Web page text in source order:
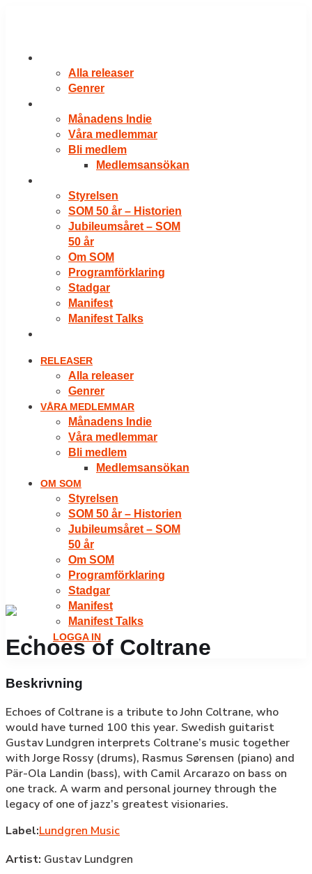
Alla releaser
Genrer
Månadens Indie
Våra medlemmar
Bli medlem
Medlemsansökan
Styrelsen
SOM 50 år – Historien
Jubileumsåret – SOM
50 år
Om SOM
Programförklaring
Stadgar
Manifest
Manifest Talks
RELEASER
Alla releaser
Genrer
VÅRA MEDLEMMAR
Månadens Indie
Våra medlemmar
Bli medlem
Medlemsansökan
OM SOM
Styrelsen
SOM 50 år – Historien
Jubileumsåret – SOM
50 år
Om SOM
Programförklaring
Stadgar
Manifest
Manifest Talks
LOGGA IN
Echoes of Coltrane
Beskrivning
Echoes of Coltrane is a tribute to John Coltrane, who
would have turned 100 this year. Swedish guitarist
Gustav Lundgren interprets Coltrane’s music together
with Jorge Rossy (drums), Rasmus Sørensen (piano) and
Pär-Ola Landin (bass), with Camil Arcarazo on bass on
one track. A warm and personal journey through the
legacy of one of jazz’s greatest visionaries.
Label:Lundgren Music
Artist: Gustav Lundgren